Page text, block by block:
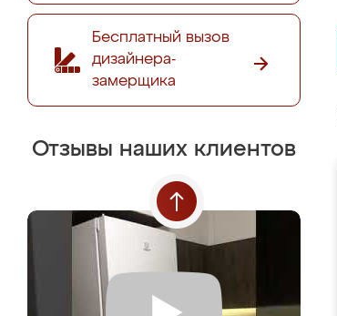
Бесплатный вызов
дизайнера-
замерщика
Отзывы наших клиентов